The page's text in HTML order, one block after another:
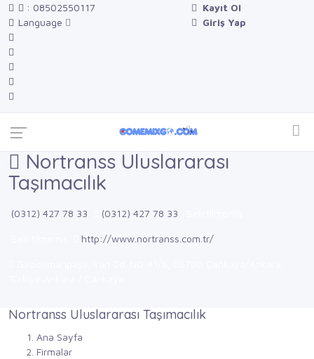
: 08502550117
Language
Kayıt Ol
Giriş Yap
Nortranss Uluslararası
Taşımacılık
(0312) 427 78 33 (0312) 427 78 33
http://www.nortranss.com.tr/
Nortranss Uluslararası Taşımacılık
Ana Sayfa
Firmalar